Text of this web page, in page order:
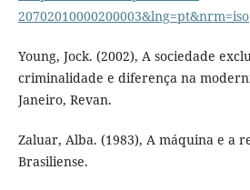
20702010000200003&lng=pt&nrm=iso
Young, Jock. (2002), A sociedade
criminalidade e diferença na
Janeiro, Revan.
Zaluar, Alba. (1983), A máquina e a
Brasiliense.